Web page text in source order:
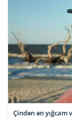
Çindən ən yığcam